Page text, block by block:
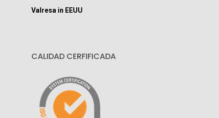
Valresa in EEUU
CALIDAD CERFIFICADA